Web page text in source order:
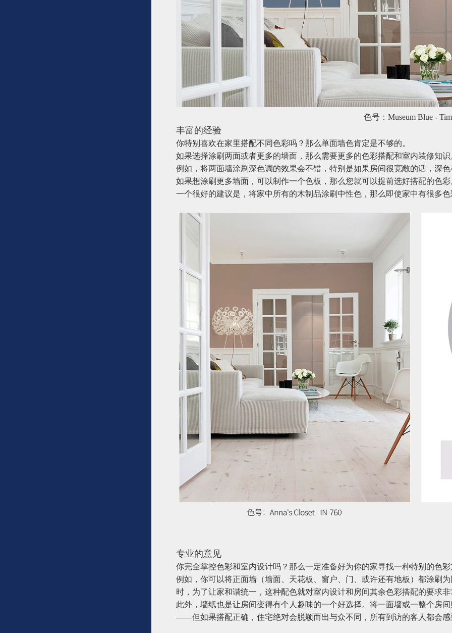
色号：Museum Blue -
丰富的经验
你特别喜欢在家里搭配不同色彩吗？那么单面墙色肯定是不够的。
如果选择涂刷两面或者更多的墙面，那么需要更多的色彩搭配和室内装修知识
例如，将两面墙涂刷深色调的效果会不错，特别是如果房间很宽敞的话，深
如果想涂刷更多墙面，可以制作一个色板，那么您就可以提前选好搭配的色彩
一个很好的建议是，将家中所有的木制品涂刷中性色，那么即使家中有很多
专业的意见
你完全掌控色彩和室内设计吗？那么一定准备好为你的家寻找一种特别的色
例如，你可以将正面墙（墙面、天花板、窗户、门、或许还有地板）都涂刷
时，为了让家和谐统一，这种配色就对室内设计和房间其余色彩搭配的要求
此外，墙纸也是让房间变得有个人趣味的一个好选择。将一面墙或一整个房
——但如果搭配正确，住宅绝对会脱颖而出与众不同，所有到访的客人都会感